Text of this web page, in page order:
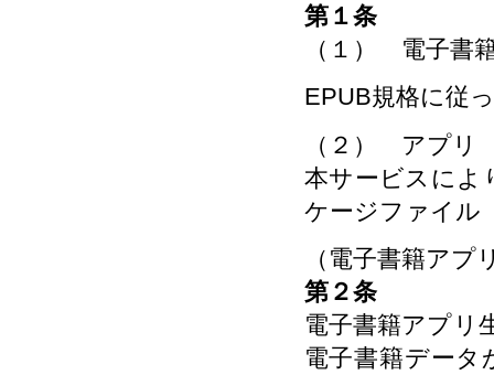
第１条
（１） 電子書
EPUB規格に従
（２） アプリ
本サービスによ
ケージファイル
（電子書籍ア
第２条
電子書籍アプリ
電子書籍データ